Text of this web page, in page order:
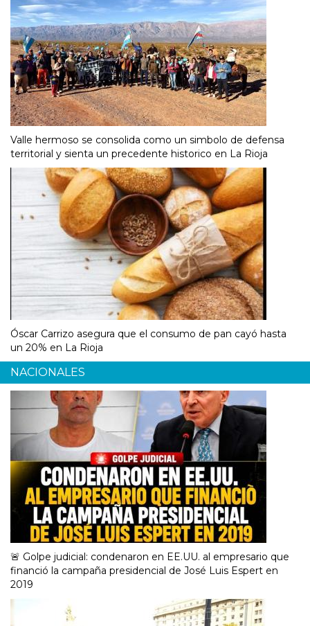
Valle hermoso se consolida como un simbolo de defensa
territorial y sienta un precedente historico en La Rioja
Óscar Carrizo asegura que el consumo de pan cayó hasta
un 20% en La Rioja
NACIONALES
🚨 Golpe judicial: condenaron en EE.UU. al empresario que
financió la campaña presidencial de José Luis Espert en
2019